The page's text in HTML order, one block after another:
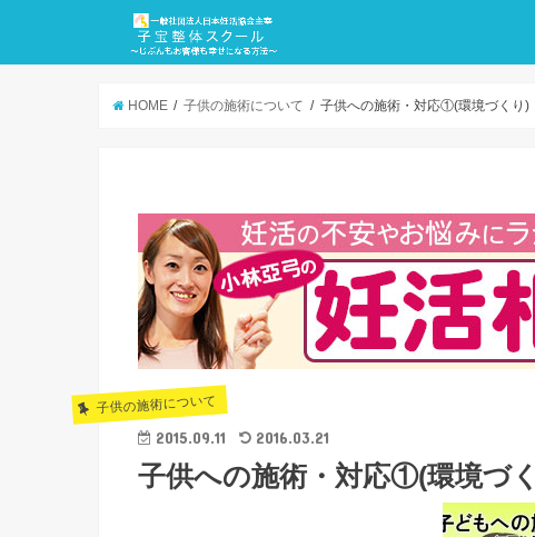
HOME 子供の施術について 子供への施術・対応①(環境づくり)
子供の施術について
2015.09.11 2016.03.21
子供への施術・対応①(環境づ